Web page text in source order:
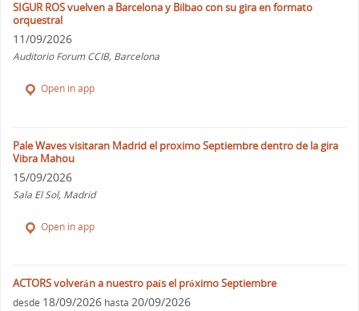
SIGUR ROS vuelven a Barcelona y Bilbao con su gira en formato
orquestral
11/09/2026
Auditorio Forum CCIB, Barcelona
Open in app
Pale Waves visitaran Madrid el proximo Septiembre dentro de la gira
Vibra Mahou
15/09/2026
Sala El Sol, Madrid
Open in app
ACTORS volverán a nuestro país el próximo Septiembre
desde 18/09/2026 hasta 20/09/2026